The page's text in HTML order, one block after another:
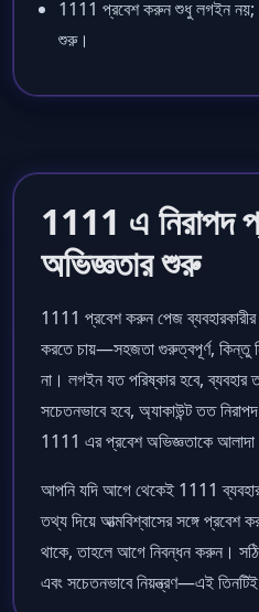
1111 প্রবেশ করুন শুধু লগইন নয়;
শুরু।
1111 এ নিরাপদ
অভিজ্ঞতার শুরু
1111 প্রবেশ করুন পেজ ব্যবহারকারীর
করতে চায়—সহজতা গুরুত্বপূর্ণ, কিন্তু
না। লগইন যত পরিষ্কার হবে,
সচেতনভাবে হবে, অ্যাকাউন্ট তত
1111 এর প্রবেশ অভিজ্ঞতাকে আলাদা
আপনি যদি আগে থেকেই 1111
তথ্য দিয়ে আত্মবিশ্বাসের সঙ্গে
থাকে, তাহলে আগে নিবন্ধন করুন।
এবং সচেতনভাবে নিয়ন্ত্রণ—এই